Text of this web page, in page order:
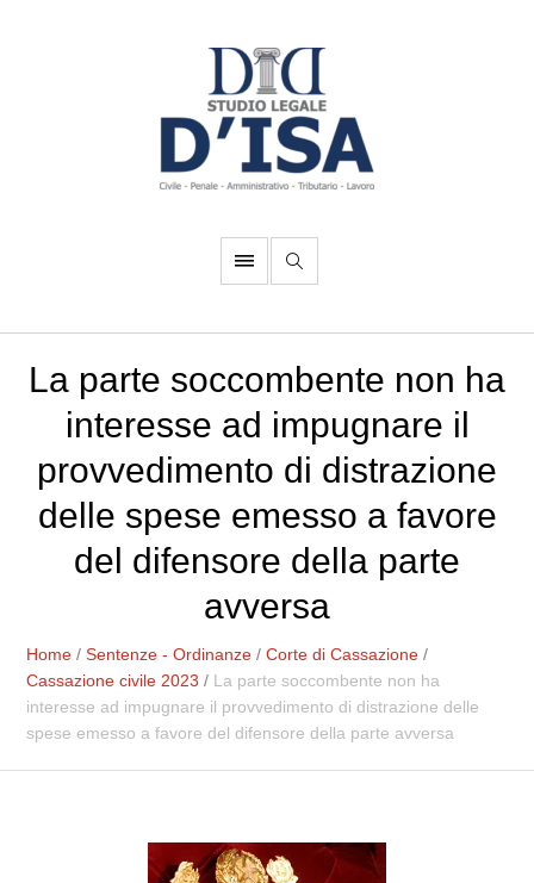
La parte soccombente non ha
interesse ad impugnare il
provvedimento di distrazione
delle spese emesso a favore
del difensore della parte
avversa
Home /Sentenze - Ordinanze /Corte di Cassazione /
Cassazione civile 2023 / La parte soccombente non ha
interesse ad impugnare il provvedimento di distrazione delle
spese emesso a favore del difensore della parte avversa